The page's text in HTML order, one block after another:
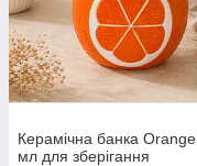
Керамічна банка
мл для зберігання